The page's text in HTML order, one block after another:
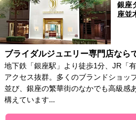
銀座
座並
ブライダルジュエリー専門店なら
地下鉄「銀座駅」より徒歩1分、JR「
アクセス抜群。多くのブランドショッ
並び、銀座の繁華街のなかでも高級感
構えています...